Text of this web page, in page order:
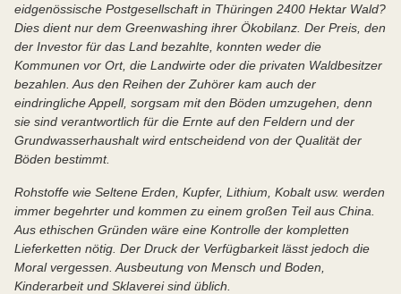
eidgenössische Postgesellschaft in Thüringen 2400 Hektar Wald?
Dies dient nur dem Greenwashing ihrer Ökobilanz. Der Preis, den
der Investor für das Land bezahlte, konnten weder die
Kommunen vor Ort, die Landwirte oder die privaten Waldbesitzer
bezahlen. Aus den Reihen der Zuhörer kam auch der
eindringliche Appell, sorgsam mit den Böden umzugehen, denn
sie sind verantwortlich für die Ernte auf den Feldern und der
Grundwasserhaushalt wird entscheidend von der Qualität der
Böden bestimmt.
Rohstoffe wie Seltene Erden, Kupfer, Lithium, Kobalt usw. werden
immer begehrter und kommen zu einem großen Teil aus China.
Aus ethischen Gründen wäre eine Kontrolle der kompletten
Lieferketten nötig. Der Druck der Verfügbarkeit lässt jedoch die
Moral vergessen. Ausbeutung von Mensch und Boden,
Kinderarbeit und Sklaverei sind üblich.